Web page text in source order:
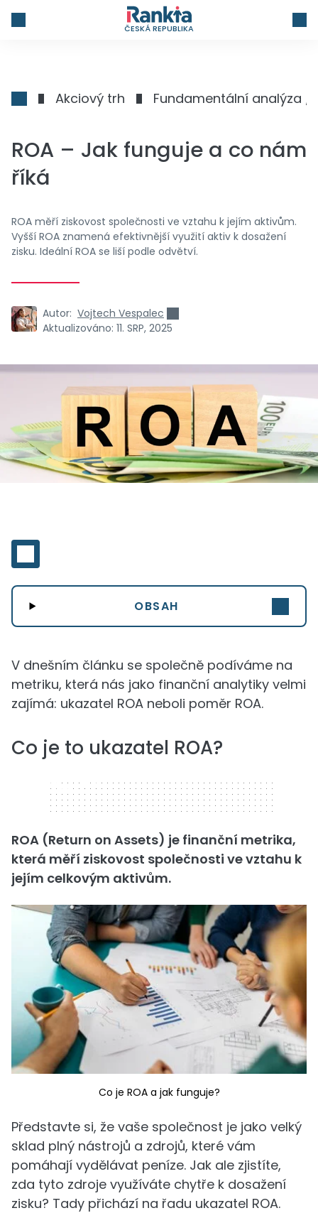
ČESKÁ REPUBLIKA
Akciový trh Fundamentální analýza /
ROA – Jak funguje a co nám
říká
ROA měří ziskovost společnosti ve vztahu k jejím aktivům.
Vyšší ROA znamená efektivnější využití aktiv k dosažení
zisku. Ideální ROA se liší podle odvětví.
Autor: Vojtech Vespalec
Aktualizováno: 11. SRP, 2025
OBSAH
V dnešním článku se společně podíváme na
metriku, která nás jako finanční analytiky velmi
zajímá: ukazatel ROA neboli poměr ROA.
Co je to ukazatel ROA?
320 x 50
ROA (Return on Assets) je finanční metrika,
která měří ziskovost společnosti ve vztahu k
jejím celkovým aktivům.
Co je ROA a jak funguje?
Představte si, že vaše společnost je jako velký
sklad plný nástrojů a zdrojů, které vám
pomáhají vydělávat peníze. Jak ale zjistíte,
zda tyto zdroje využíváte chytře k dosažení
zisku? Tady přichází na řadu ukazatel ROA.